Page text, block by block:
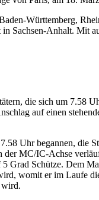
Württemberg,
Sachsen-Anhalt.
die sich um 7.58
auf einen
Uhr begannen, die
MC/IC-Achse
Schütze. Dem
womit er im Laufe
wird.